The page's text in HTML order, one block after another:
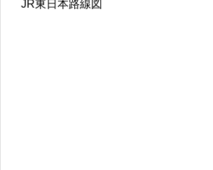
JR東日本路線図